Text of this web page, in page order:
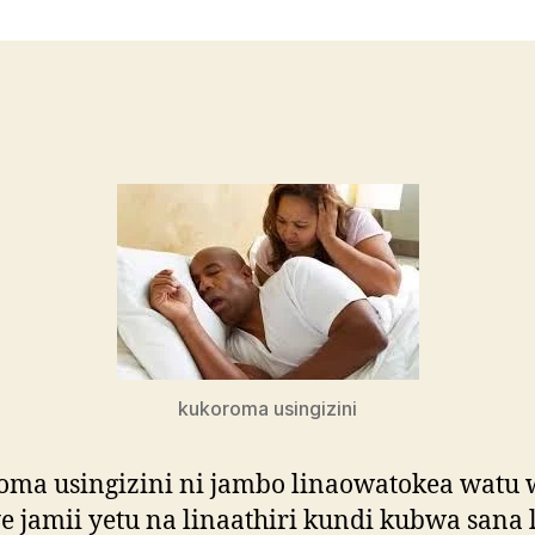
kukoroma usingizini
usingizini ni jambo linaowatokea watu
jamii yetu na linaathiri kundi kubwa sana